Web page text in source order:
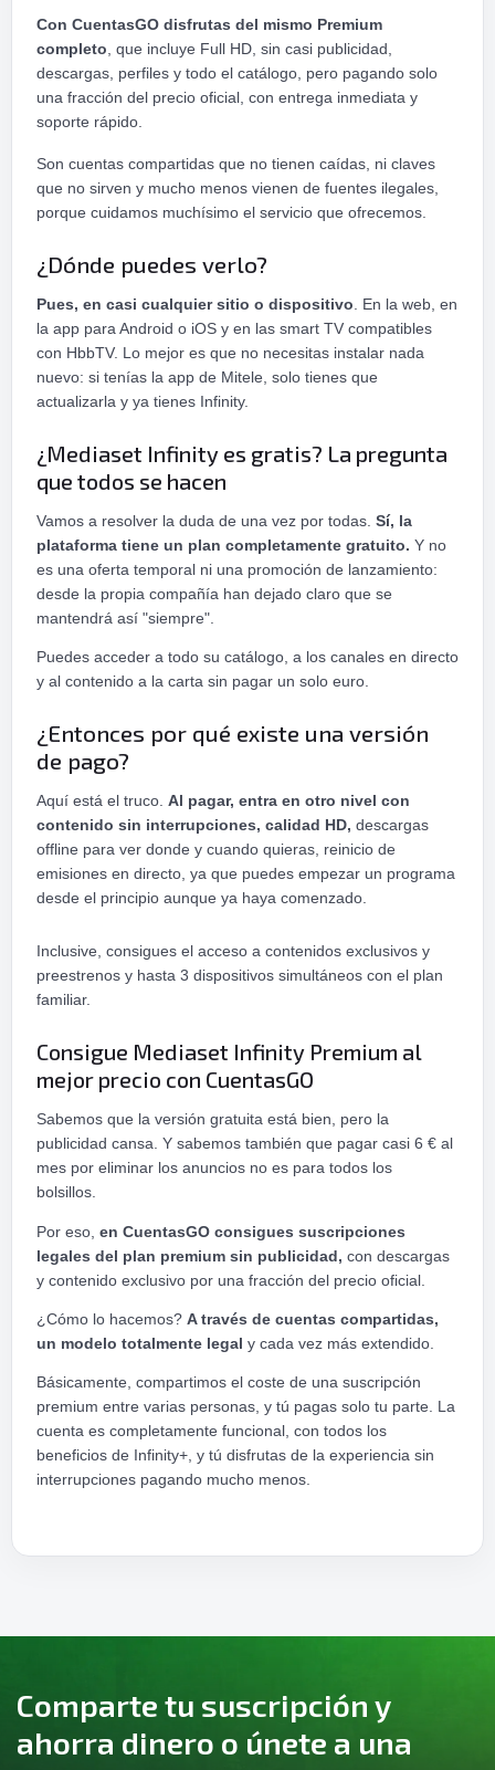
Con CuentasGO disfrutas del mismo Premium
completo , que incluye Full HD, sin casi publicidad,
descargas, perfiles y todo el catálogo, pero pagando solo
una fracción del precio oficial, con entrega inmediata y
soporte rápido.
Son cuentas compartidas que no tienen caídas, ni claves
que no sirven y mucho menos vienen de fuentes ilegales,
porque cuidamos muchísimo el servicio que ofrecemos.
¿Dónde puedes verlo?
Pues, en casi cualquier sitio o dispositivo . En la web, en
la app para Android o iOS y en las smart TV compatibles
con HbbTV. Lo mejor es que no necesitas instalar nada
nuevo: si tenías la app de Mitele, solo tienes que
actualizarla y ya tienes Infinity.
¿Mediaset Infinity es gratis? La pregunta
que todos se hacen
Vamos a resolver la duda de una vez por todas. Sí, la
plataforma tiene un plan completamente gratuito. Y no
es una oferta temporal ni una promoción de lanzamiento:
desde la propia compañía han dejado claro que se
mantendrá así "siempre".
Puedes acceder a todo su catálogo, a los canales en directo
y al contenido a la carta sin pagar un solo euro.
¿Entonces por qué existe una versión
de pago?
Aquí está el truco. Al pagar, entra en otro nivel con
contenido sin interrupciones, calidad HD, descargas
offline para ver donde y cuando quieras, reinicio de
emisiones en directo, ya que puedes empezar un programa
desde el principio aunque ya haya comenzado.
Inclusive, consigues el acceso a contenidos exclusivos y
preestrenos y hasta 3 dispositivos simultáneos con el plan
familiar.
Consigue Mediaset Infinity Premium al
mejor precio con CuentasGO
Sabemos que la versión gratuita está bien, pero la
publicidad cansa. Y sabemos también que pagar casi 6 € al
mes por eliminar los anuncios no es para todos los
bolsillos.
Por eso, en CuentasGO consigues suscripciones
legales del plan premium sin publicidad, con descargas
y contenido exclusivo por una fracción del precio oficial.
¿Cómo lo hacemos? A través de cuentas compartidas,
un modelo totalmente legal y cada vez más extendido.
Básicamente, compartimos el coste de una suscripción
premium entre varias personas, y tú pagas solo tu parte. La
cuenta es completamente funcional, con todos los
beneficios de Infinity+, y tú disfrutas de la experiencia sin
interrupciones pagando mucho menos.
Comparte tu suscripción y
ahorra dinero o únete a una